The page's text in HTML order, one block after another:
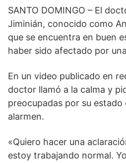
SANTO DOMINGO – El
Jiminián, conocido como
que se encuentra en buen
haber sido afectado por
En un video publicado en
doctor llamó a la calma y
preocupadas por su estado
alarmen.
«Quiero hacer una
estoy trabajando normal.